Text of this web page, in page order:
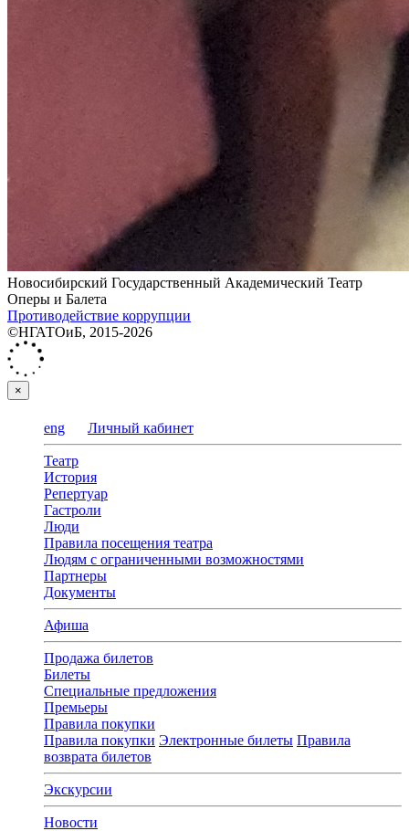
Новосибирский Государственный Академический Театр
Оперы и Балета
Противодействие коррупции
©НГАТОиБ, 2015-2026
×
eng Личный кабинет
Театр
История
Репертуар
Гастроли
Люди
Правила посещения театра
Людям с ограниченными возможностями
Партнеры
Документы
Афиша
Продажа билетов
Билеты
Специальные предложения
Премьеры
Правила покупки
Правила покупки Электронные билеты Правила
возврата билетов
Экскурсии
Новости